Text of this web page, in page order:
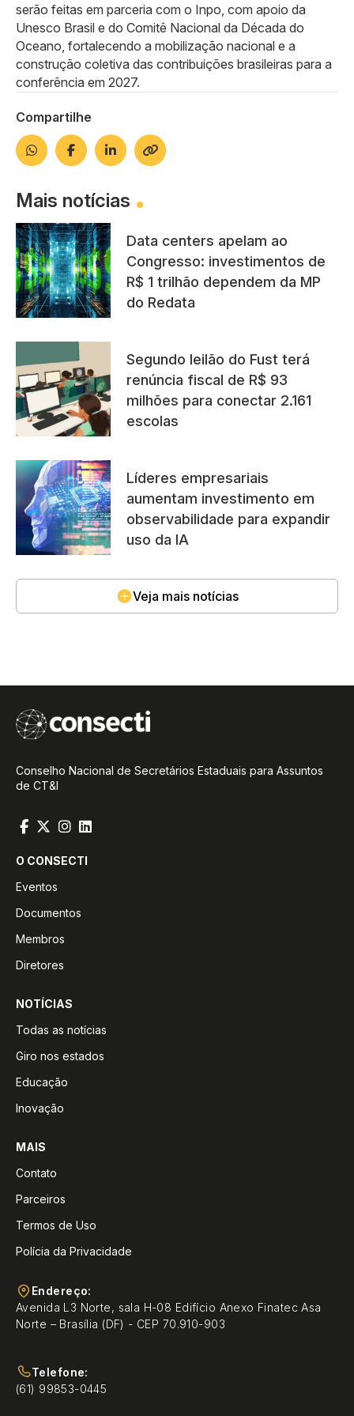
serão feitas em parceria com o Inpo, com apoio da
Unesco Brasil e do Comitê Nacional da Década do
Oceano, fortalecendo a mobilização nacional e a
construção coletiva das contribuições brasileiras para a
conferência em 2027.
Compartilhe
Mais notícias
Data centers apelam ao
Congresso: investimentos de
R$ 1 trilhão dependem da MP
do Redata
Segundo leilão do Fust terá
renúncia fiscal de R$ 93
milhões para conectar 2.161
escolas
Líderes empresariais
aumentam investimento em
observabilidade para expandir
uso da IA
Veja mais notícias
Conselho Nacional de Secretários Estaduais para Assuntos
de CT&I
O CONSECTI
Eventos
Documentos
Membros
Diretores
NOTÍCIAS
Todas as notícias
Giro nos estados
Educação
Inovação
MAIS
Contato
Parceiros
Termos de Uso
Polícia da Privacidade
Endereço:
Avenida L3 Norte, sala H-08 Edifício Anexo Finatec Asa
Norte – Brasília (DF) - CEP 70.910-903
Telefone:
(61) 99853-0445